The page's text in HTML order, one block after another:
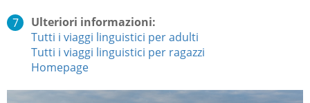
Ulteriori informazioni:
Tutti i viaggi linguistici per adulti
Tutti i viaggi linguistici per ragazzi
Homepage